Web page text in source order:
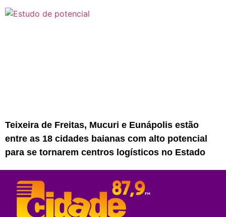
Teixeira de Freitas, Mucuri e Eunápolis estão
entre as 18 cidades baianas com alto potencial
para se tornarem centros logísticos no Estado